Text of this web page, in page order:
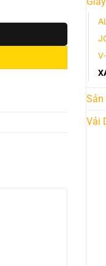
Sản
Vải